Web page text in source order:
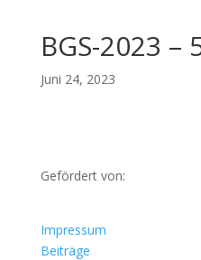
BGS-2023 –
Juni 24, 2023
Gefördert von:
Impressum
Beiträge